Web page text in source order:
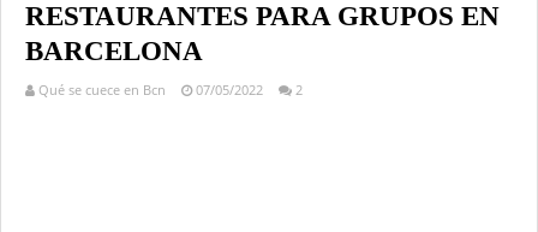
RESTAURANTES PARA GRUPOS EN
BARCELONA
Qué se cuece en Bcn 07/05/2022 2